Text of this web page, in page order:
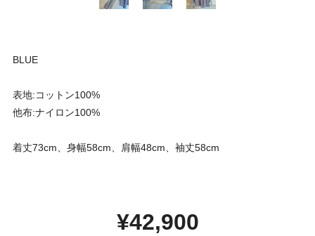
BLUE
表地:コットン100%
他布:ナイロン100%
着丈73cm、身幅58cm、肩幅48cm、袖丈58cm
¥42,900